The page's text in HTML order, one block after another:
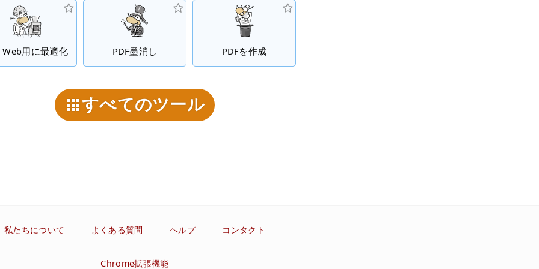
Web用に最適化 PDF墨消し PDFを作成
すべてのツール
私たちについて よくある質問 ヘルプ コンタクト
Chrome拡張機能